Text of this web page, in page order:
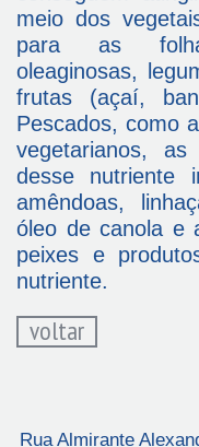
meio dos
para as
oleaginosas,
frutas (açaí,
Pescados, como
vegetarianos,
desse nutriente
amêndoas,
óleo de canola e
peixes e
nutriente.
voltar
Rua Almirante